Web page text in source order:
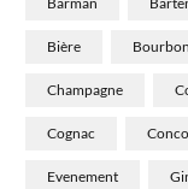
Bière Bourbon
Champagne
Cognac
Evenement